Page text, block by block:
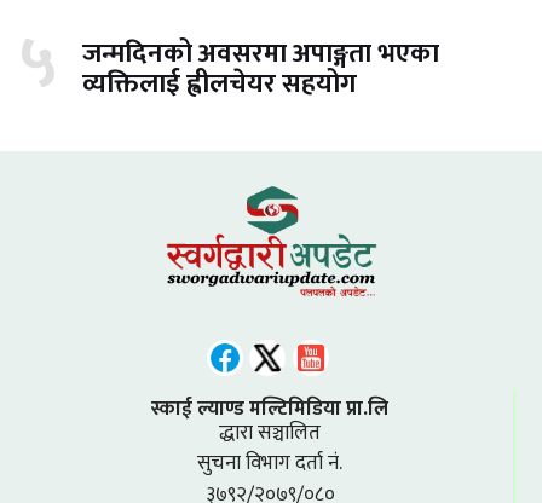
५ जन्मदिनको अवसरमा अपाङ्गता भएका
व्यक्तिलाई ह्वीलचेयर सहयोग
स्काई ल्याण्ड मल्टिमिडिया प्रा.लि
द्धारा सञ्चालित
सुचना विभाग दर्ता नं.
३७९२/२०७९/०८०